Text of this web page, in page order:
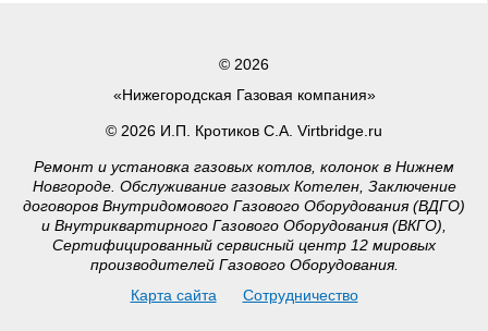
© 2026
«Нижегородская Газовая компания»
© 2026 И.П. Кротиков С.А. Virtbridge.ru
Ремонт и установка газовых котлов, колонок в Нижнем
Новгороде. Обслуживание газовых Котелен, Заключение
договоров Внутридомового Газового Оборудования (ВДГО)
и Внутриквартирного Газового Оборудования (ВКГО),
Сертифицированный сервисный центр 12 мировых
производителей Газового Оборудования.
Карта сайта
Сотрудничество